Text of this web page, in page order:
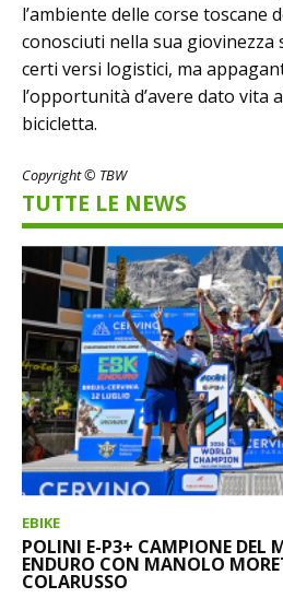
l’ambiente delle corse toscane
conosciuti nella sua giovinezza
certi versi logistici, ma
l’opportunità d’avere dato vita
bicicletta.
Copyright © TBW
TUTTE LE NEWS
EBIKE
POLINI E-P3+ CAMPIONE DEL
ENDURO CON MANOLO
COLARUSSO